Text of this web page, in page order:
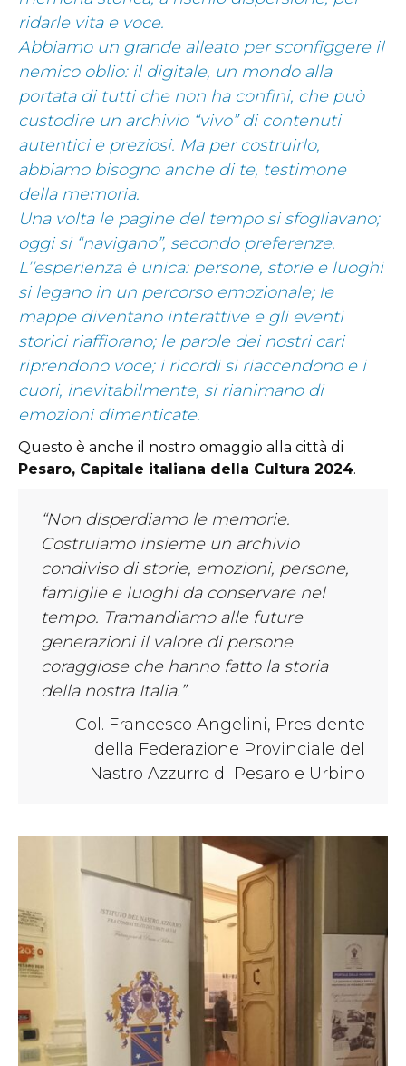
ridarle vita e voce.
Abbiamo un grande alleato per sconfiggere il
nemico oblio: il digitale, un mondo alla
portata di tutti che non ha confini, che può
custodire un archivio “vivo” di contenuti
autentici e preziosi. Ma per costruirlo,
abbiamo bisogno anche di te, testimone
della memoria.
Una volta le pagine del tempo si sfogliavano;
oggi si “navigano”, secondo preferenze.
L’’esperienza è unica: persone, storie e luoghi
si legano in un percorso emozionale; le
mappe diventano interattive e gli eventi
storici riaffiorano; le parole dei nostri cari
riprendono voce; i ricordi si riaccendono e i
cuori, inevitabilmente, si rianimano di
emozioni dimenticate.
Questo è anche il nostro omaggio alla città di
Pesaro, Capitale italiana della Cultura 2024.
“Non disperdiamo le memorie.
Costruiamo insieme un archivio
condiviso di storie, emozioni, persone,
famiglie e luoghi da conservare nel
tempo. Tramandiamo alle future
generazioni il valore di persone
coraggiose che hanno fatto la storia
della nostra Italia.”
Col. Francesco Angelini, Presidente
della Federazione Provinciale del
Nastro Azzurro di Pesaro e Urbino